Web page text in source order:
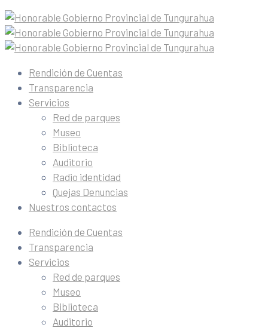
Rendición de Cuentas
Transparencia
Servicios
Red de parques
Museo
Biblioteca
Auditorio
Radio identidad
Quejas Denuncias
Nuestros contactos
Rendición de Cuentas
Transparencia
Servicios
Red de parques
Museo
Biblioteca
Auditorio